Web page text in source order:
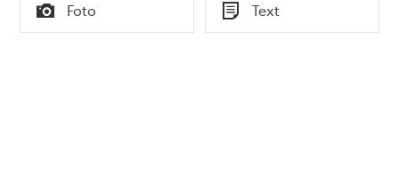
Tid
Typ
Foto Tid
Typ
Text